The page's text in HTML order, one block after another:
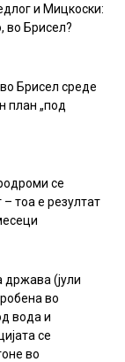
и Мицкоски:
во Брисел?
Брисел среде
план „под
се
– тоа е резултат
(јули
во
вода и
се
во